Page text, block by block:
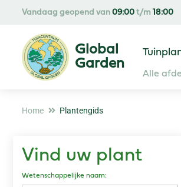
Home Plantengids
Vandaag geopend van 09:00 t/m 18:00
Alle
Vind uw plant
Wetenschappelijke naam: